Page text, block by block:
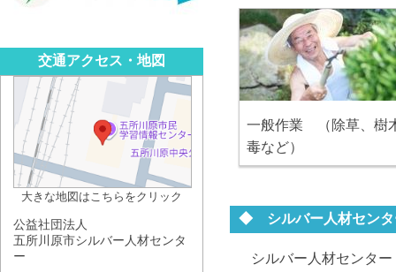
一般作業 （除草、樹
毒など）
◆ シルバー人材センタ
シルバー人材センタ
交通アクセス・地図
大きな地図はこちらをクリック
公益社団法人
五所川原市シルバー人材センタ
ー